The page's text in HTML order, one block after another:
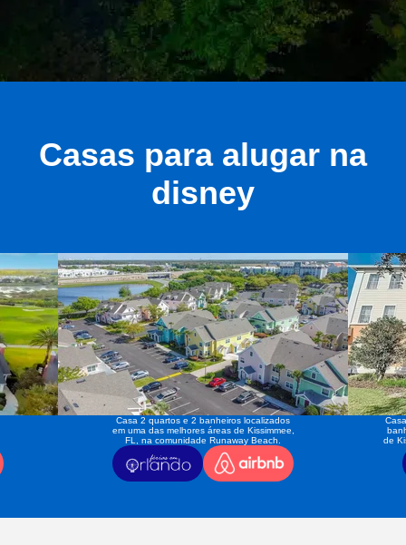
Casas para alugar na
disney
Casa 2 quartos e 2 banheiros localizados
em uma das melhores áreas de Kissimmee,
FL, na comunidade Runaway Beach.
de